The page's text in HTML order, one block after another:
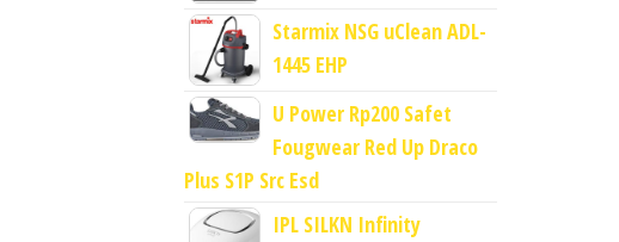
Starmix NSG uClean ADL-
1445 EHP
U Power Rp200 Safet
Fougwear Red Up Draco
Plus S1P Src Esd
IPL SILKN Infinity